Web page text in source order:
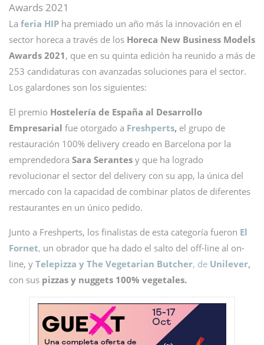
Awards 2021
La feria HIP ha premiado un año más la innovación en el
sector horeca a través de los Horeca New Business Models
Awards 2021 , que en su quinta edición ha reunido a más de
253 candidaturas con avanzadas soluciones para el sector.
Los galardones son los siguientes:
El premio Hostelería de España al Desarrollo
Empresarial fue otorgado a Freshperts, el grupo de
restauración 100% delivery creado en Barcelona por la
emprendedora Sara Serantes y que ha logrado
revolucionar el sector del delivery con su app, la única del
mercado con la capacidad de combinar platos de diferentes
restaurantes en un único pedido.
Junto a Freshperts, los finalistas de esta categoría fueron El
Fornet, un obrador que ha dado el salto del off-line al on-
line, y Telepizza y The Vegetarian Butcher, de Unilever,
con sus pizzas y nuggets 100% vegetales.